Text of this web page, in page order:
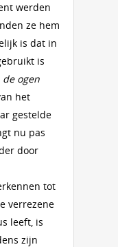
werden
ze hem
is dat in
is
de ogen
het
gestelde
nu pas
door
tot
verrezene
leeft, is
zijn